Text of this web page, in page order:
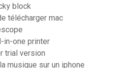
block
télécharger mac
in-one printer
trial version
musique sur un iphone